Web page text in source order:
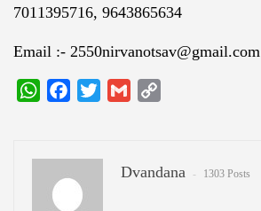
7011395716, 9643865634
Email :- 2550nirvanotsav@gmail.com
WhatsAppFacebook
Twitter Gmail
Dvandana 1303 Posts